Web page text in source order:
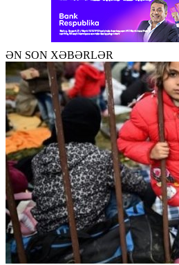
ƏN SON XƏBƏRLƏR